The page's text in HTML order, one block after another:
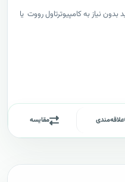
نياز به کامپيوترتاول رووت يا
علاقه‌مندی مقایسه